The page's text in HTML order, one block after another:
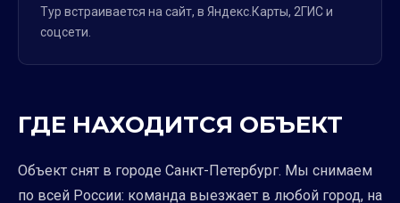
Тур встраивается на сайт, в Яндекс.Карты, 2ГИС и
соцсети.
ГДЕ НАХОДИТСЯ ОБЪЕКТ
Объект снят в городе Санкт-Петербург. Мы снимаем
по всей России: команда выезжает в любой город, на